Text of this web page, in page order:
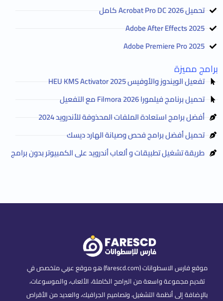
تحميل Acrobat Pro DC 2026 كامل
Adobe After Effects 2025
Adobe Premiere Pro 2025
برامج مميزة
تفعيل الويندوز والأوفيس HEU KMS Activator 2025
تحميل برنامج فيلمورا Filmora 2026 مع التفعيل
أفضل برامج استعادة الملفات المحذوفة للأندرويد 2024
تحميل أفضل برامج فحص وصيانة الهارد ديسك
طريقة تشغيل تطبيقات و ألعاب أندرويد على الكمبيوتر بدون برامج
موقع فارس الاسطوانات (farescd.com) هو موقع عربي متخصص في
تقديم مجموعة واسعة من البرامج الكاملة، الألعاب، والموسوعات،
بالإضافة إلى أنظمة التشغيل، وتصاميم الجرافيك، والعديد من الأقراص